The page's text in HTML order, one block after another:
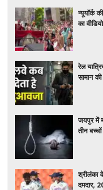
न्यूयॉर्क
का
रेल
सामान
जयपुर में
तीन
श्रीलंका
दमदार,